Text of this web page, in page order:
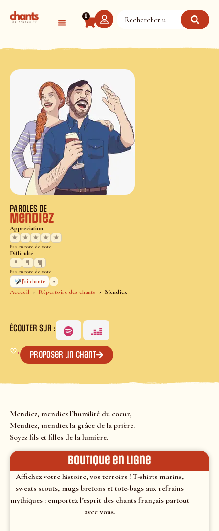
0
Accueil Répertoire des chants Mendiez
PAROLES DE
Mendiez
Appréciation
★
★ ★ ★ ★
Pas encore de vote
Difficulté
Pas encore de vote
J’ai chanté
0
ÉCOUTER SUR :
♡+ Proposer un chant
Mendiez, mendiez l’humilité du coeur,
Mendiez, mendiez la grâce de la prière.
Soyez fils et filles de la lumière.
Boutique en ligne
Affichez votre histoire, vos terroirs ! T-shirts marins,
sweats scouts, mugs bretons et tote-bags aux refrains
mythiques : emportez l’esprit des chants français partout
avec vous.